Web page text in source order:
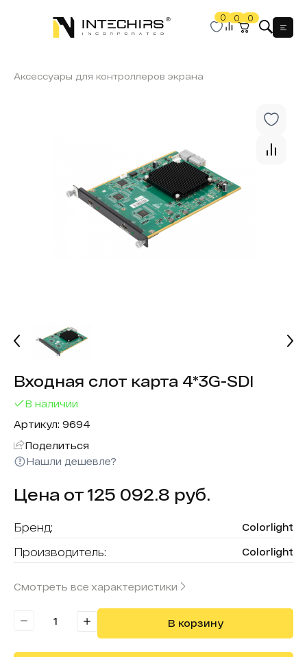
0 0 0
Аксессуары для контроллеров экрана
Входная слот карта 4*3G-SDI
В наличии
Артикул: 9694
Поделиться
Нашли дешевле?
Цена от 125 092.8 руб.
Бренд: Colorlight
Производитель: Colorlight
Смотреть все характеристики
В корзину